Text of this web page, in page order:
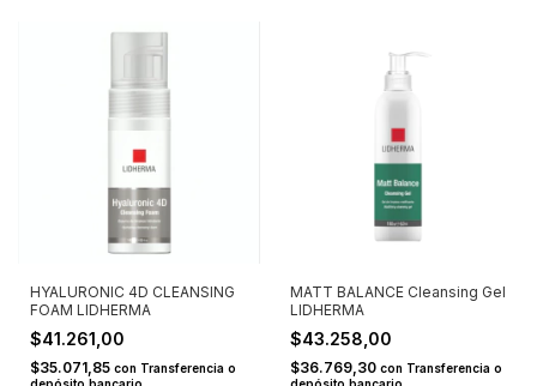
HYALURONIC 4D CLEANSING
FOAM LIDHERMA
$41.261,00
$35.071,85 con Transferencia o
MATT BALANCE Cleansing Gel
LIDHERMA
$43.258,00
$36.769,30 con Transferencia o